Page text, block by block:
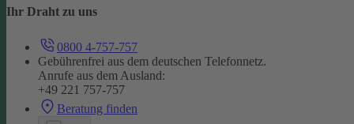
Ihr Draht zu uns
0800 4-757-757
Gebührenfrei aus dem deutschen Telefonnetz.
Anrufe aus dem Ausland:
+49 221 757-757
Beratung finden